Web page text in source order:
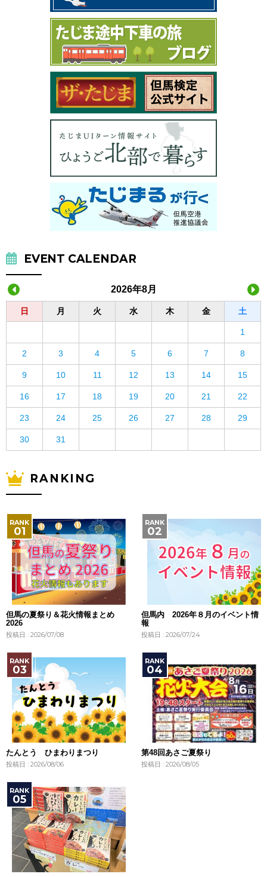
EVENT CALENDAR
2026年8月
日 月 火 水 木 金 土
1
2 3 4 5 6 7 8
9 10 11 12 13 14 15
16 17 18 19 20 21 22
23 24 25 26 27 28 29
30 31
RANKING
但馬の夏祭り＆花火情報まとめ
2026
投稿日 : 2026/07/08
但馬内 2026年８月のイベント情
報
投稿日 : 2026/07/24
たんとう ひまわりまつり
投稿日 : 2026/08/06
第48回あさご夏祭り
投稿日 : 2026/08/05